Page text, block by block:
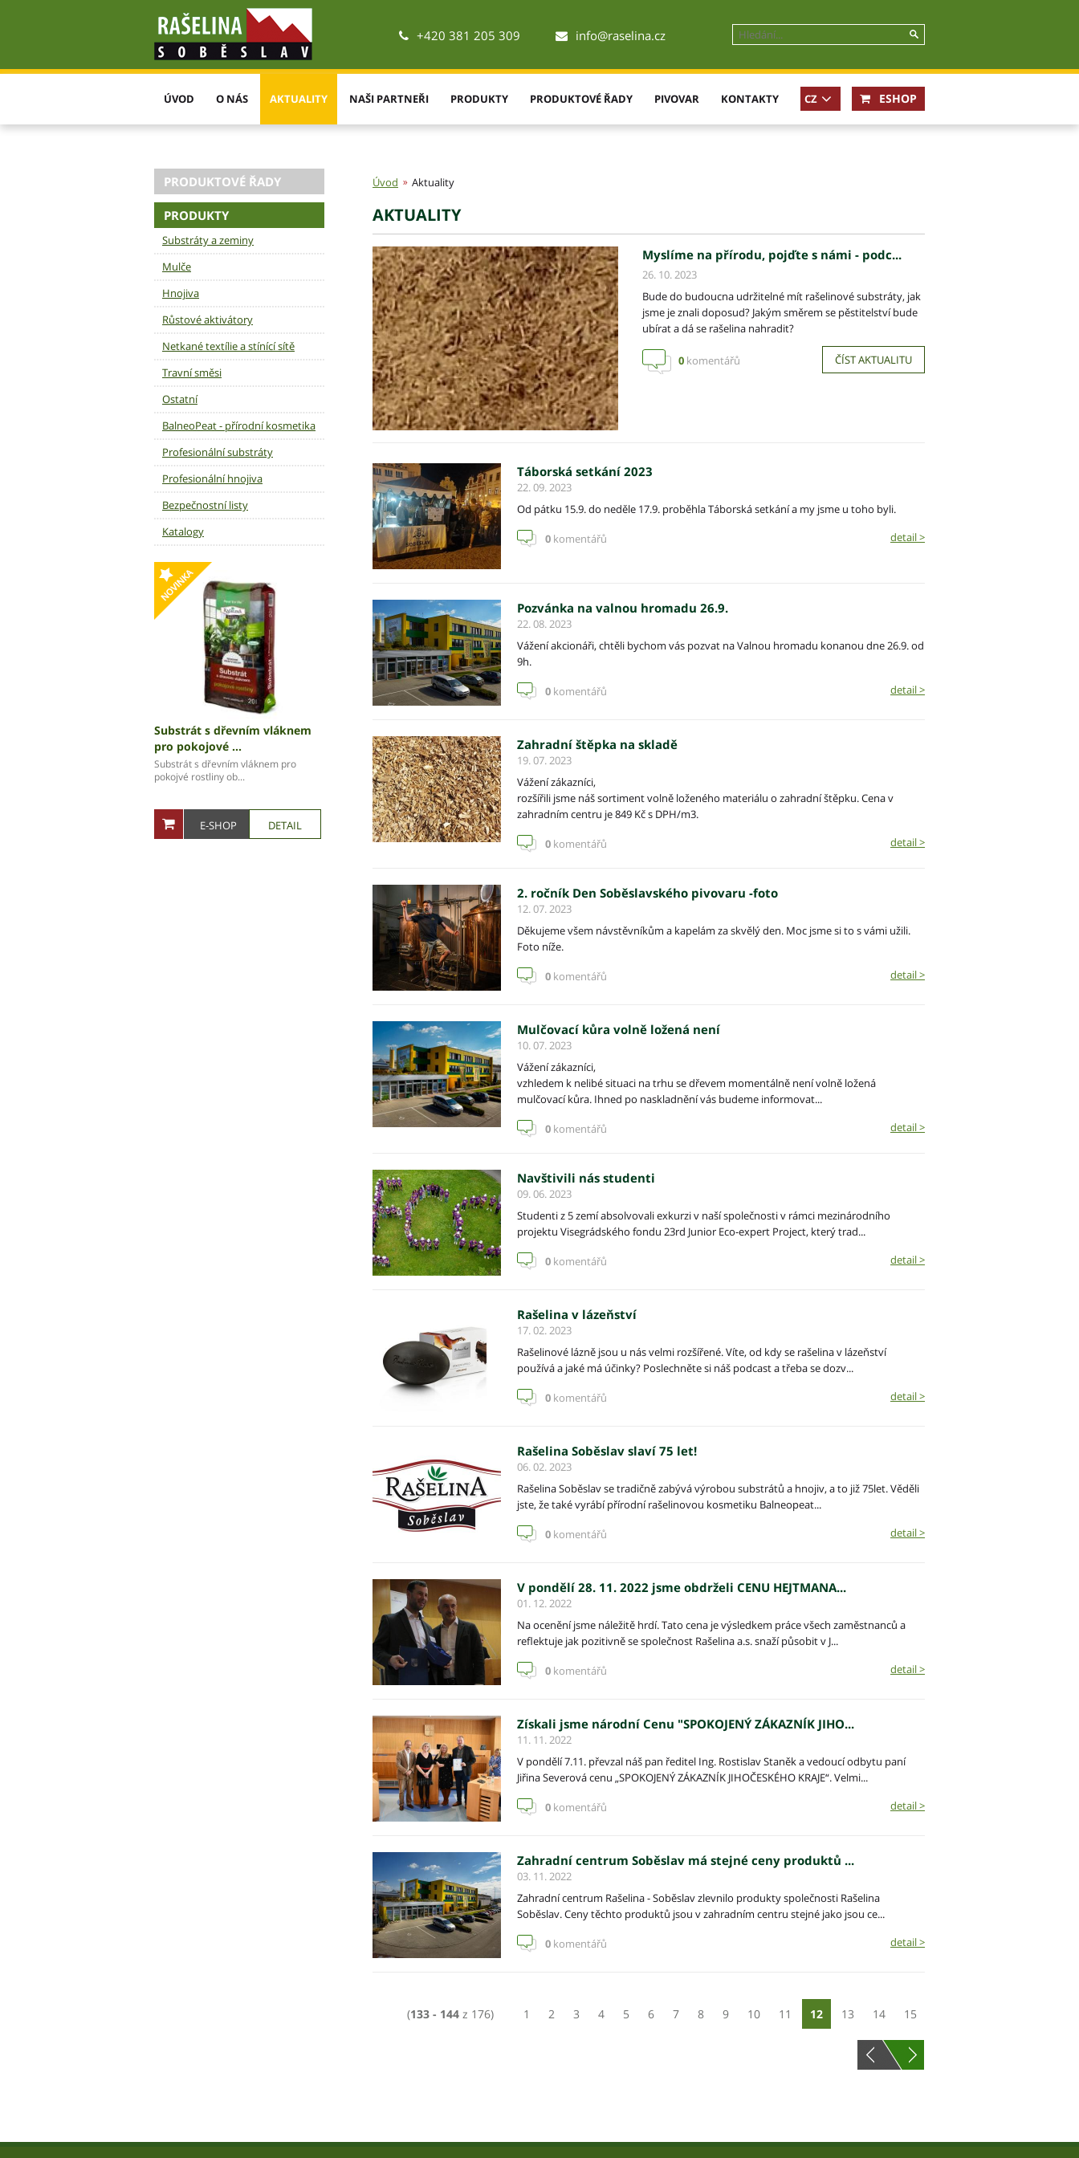
+420 381 205 309 info@raselina.cz
ÚVOD O NÁS AKTUALITY NAŠI PARTNEŘI PRODUKTY PRODUKTOVÉ ŘADY PIVOVAR KONTAKTY
CZ
ESHOP
PRODUKTOVÉ ŘADY
PRODUKTY
Substráty a zeminy
Mulče
Hnojiva
Růstové aktivátory
Netkané textílie a stínící sítě
Travní směsi
Ostatní
BalneoPeat - přírodní kosmetika
Profesionální substráty
Profesionální hnojiva
Bezpečnostní listy
Katalogy
Substrát s dřevním vláknem
pro pokojové ...
Substrát s dřevním vláknem pro
pokojvé rostliny ob...
E-SHOP DETAIL
Úvod Aktuality
AKTUALITY
Myslíme na přírodu, pojďte s námi - podc...
26. 10. 2023
Bude do budoucna udržitelné mít rašelinové substráty, jak
jsme je znali doposud? Jakým směrem se pěstitelství bude
ubírat a dá se rašelina nahradit?
0 komentářů ČÍST AKTUALITU
Táborská setkání 2023
22. 09. 2023
Od pátku 15.9. do neděle 17.9. proběhla Táborská setkání a my jsme u toho byli.
0 komentářů detail >
Pozvánka na valnou hromadu 26.9.
22. 08. 2023
Vážení akcionáři, chtěli bychom vás pozvat na Valnou hromadu konanou dne 26.9. od
9h.
0 komentářů detail >
Zahradní štěpka na skladě
19. 07. 2023
Vážení zákazníci,
rozšířili jsme náš sortiment volně loženého materiálu o zahradní štěpku. Cena v
zahradním centru je 849 Kč s DPH/m3.
0 komentářů detail >
2. ročník Den Soběslavského pivovaru -foto
12. 07. 2023
Děkujeme všem návstěvníkům a kapelám za skvělý den. Moc jsme si to s vámi užili.
Foto níže.
0 komentářů detail >
Mulčovací kůra volně ložená není
10. 07. 2023
Vážení zákazníci,
vzhledem k nelibé situaci na trhu se dřevem momentálně není volně ložená
mulčovací kůra. Ihned po naskladnění vás budeme informovat...
0 komentářů detail >
Navštivili nás studenti
09. 06. 2023
Studenti z 5 zemí absolvovali exkurzi v naší společnosti v rámci mezinárodního
projektu Visegrádského fondu 23rd Junior Eco-expert Project, který trad...
0 komentářů detail >
Rašelina v lázeňství
17. 02. 2023
Rašelinové lázně jsou u nás velmi rozšířené. Víte, od kdy se rašelina v lázeňství
používá a jaké má účinky? Poslechněte si náš podcast a třeba se dozv...
0 komentářů detail >
Rašelina Soběslav slaví 75 let!
06. 02. 2023
Rašelina Soběslav se tradičně zabývá výrobou substrátů a hnojiv, a to již 75let. Věděli
jste, že také vyrábí přírodní rašelinovou kosmetiku Balneopeat...
0 komentářů detail >
V pondělí 28. 11. 2022 jsme obdrželi CENU HEJTMANA...
01. 12. 2022
Na ocenění jsme náležitě hrdí. Tato cena je výsledkem práce všech zaměstnanců a
reflektuje jak pozitivně se společnost Rašelina a.s. snaží působit v J...
0 komentářů detail >
Získali jsme národní Cenu "SPOKOJENÝ ZÁKAZNÍK JIHO...
11. 11. 2022
V pondělí 7.11. převzal náš pan ředitel Ing. Rostislav Staněk a vedoucí odbytu paní
Jiřina Severová cenu „SPOKOJENÝ ZÁKAZNÍK JIHOČESKÉHO KRAJE“. Velmi...
0 komentářů detail >
Zahradní centrum Soběslav má stejné ceny produktů ...
03. 11. 2022
Zahradní centrum Rašelina - Soběslav zlevnilo produkty společnosti Rašelina
Soběslav. Ceny těchto produktů jsou v zahradním centru stejné jako jsou ce...
0 komentářů detail >
(133 - 144 z 176) 1 2 3 4 5 6 7 8 9 10 11 12 13 14 15